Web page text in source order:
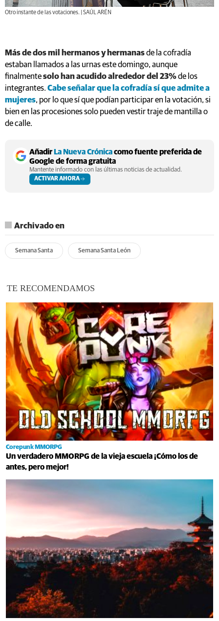
Otro instante de las votaciones. | SAÚL ARÉN
Más de dos mil hermanos y hermanasde la cofradía
estaban llamados a las urnas este domingo, aunque
finalmentesolo han acudido alrededor del 23%de los
integrantes. Cabe señalar que la cofradía sí que admite a
mujeres, por lo que sí que podían participar en la votación, si
bien en las procesiones solo pueden vestir traje de mantilla o
de calle.
Añadir La Nueva Crónicacomo fuente preferida de
Google de forma gratuita
Mantente informado con las últimas noticias de actualidad.
ACTIVAR AHORA
Archivado en
Semana Santa Semana Santa León
TE RECOMENDAMOS
Corepunk MMORPG
Un verdadero MMORPG de la vieja escuela ¡Cómo los de
antes, pero mejor!